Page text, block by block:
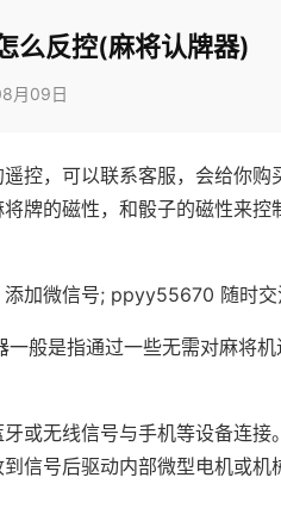
么反控(麻将认牌器)
月09日
控，可以联系客服，会给你购
牌的磁性，和骰子的磁性来控
加微信号; ppyy55670 随时交
般是指通过一些无需对麻将
或无线信号与手机等设备连接
信号后驱动内部微型电机或机